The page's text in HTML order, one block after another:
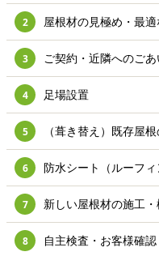
2 屋根材の見極め・最
3 ご契約・近隣へのご
4 足場設置
5 （葺き替え）既存屋
6 防水シート（ルーフ
7 新しい屋根材の施工
8 自主検査・お客様確